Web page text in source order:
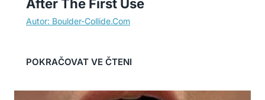
After The First Use